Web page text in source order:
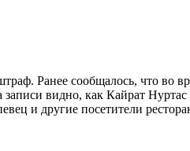
Ранее сообщалось, что во
видно, как Кайрат
и другие посетители